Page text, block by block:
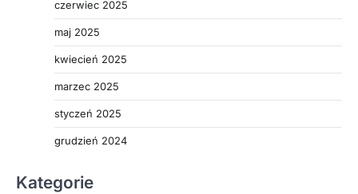
czerwiec 2025
maj 2025
kwiecień 2025
marzec 2025
styczeń 2025
grudzień 2024
Kategorie